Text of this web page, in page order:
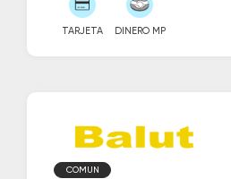
TARJETA DINERO MP
COMUN